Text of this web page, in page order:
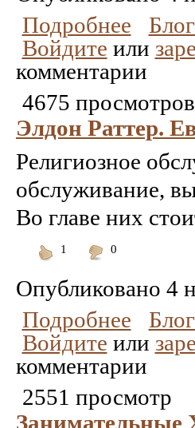
Подробнее
Войдите или
комментарии
4675 просмотров
Элдон Раттер.
Религиозное
обслуживание,
Во главе них
1
0
Опубликовано 4
Подробнее
Войдите или
комментарии
2551 просмотр
Занимательные